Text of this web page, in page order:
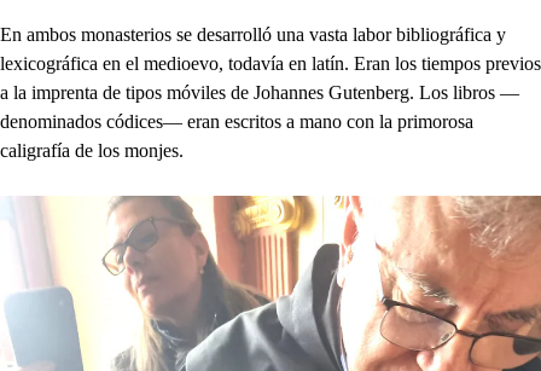
En ambos monasterios se desarrolló una vasta labor bibliográfica y
lexicográfica en el medioevo, todavía en latín. Eran los tiempos previos
a la imprenta de tipos móviles de Johannes Gutenberg. Los libros —
denominados códices— eran escritos a mano con la primorosa
caligrafía de los monjes.